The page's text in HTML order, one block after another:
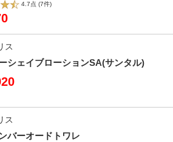
4.7点 (7件)
ス
シェイブローションSA(サンタル)
ス
バーオードトワレ